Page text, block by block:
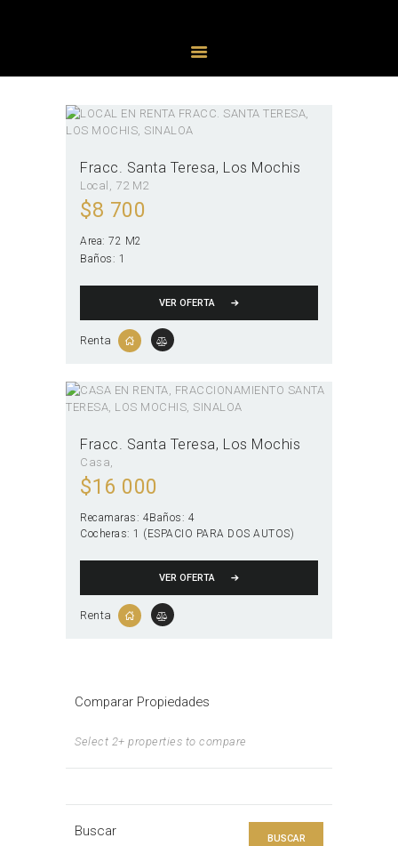
Fracc. Santa Teresa Los Mochis
Local 72 M2
$8 700
Area: 72 M2
Baños: 1
VER OFERTA
Renta
Fracc. Santa Teresa Los Mochis
Casa
$16 000
Recamaras: 4Baños: 4
Cocheras: 1 (ESPACIO PARA DOS AUTOS)
VER OFERTA
Renta
Comparar Propiedades
Select 2+ properties to compare
Buscar BUSCAR